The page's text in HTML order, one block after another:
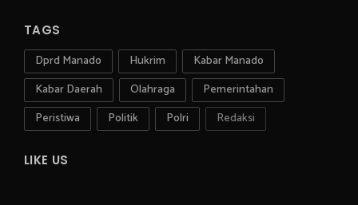
TAGS
Dprd Manado Hukrim
Kabar Manado
Kabar Daerah
Olahraga
Pemerintahan
Peristiwa
Politik Polri Redaksi
LIKE US